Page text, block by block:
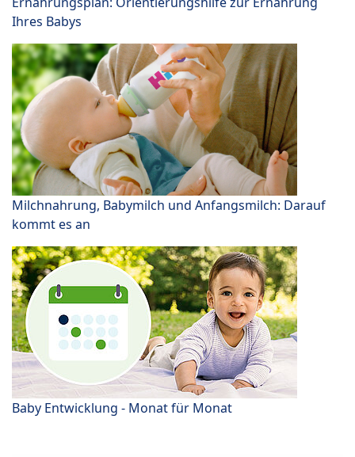
Ihres Babys
Milchnahrung, Babymilch und Anfangsmilch: Darauf
kommt es an
Baby Entwicklung - Monat für Monat